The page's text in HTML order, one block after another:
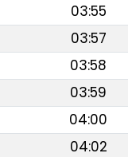
03:55
03:57
03:58
03:59
04:00
04:02